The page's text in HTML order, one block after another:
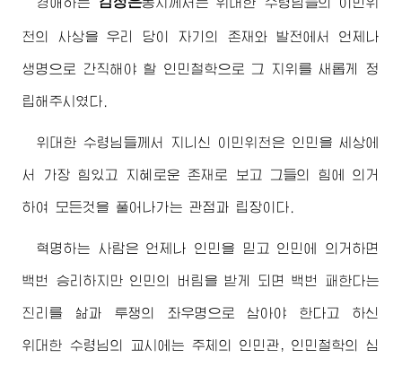
천의 사상을 우리 당이 자기의 존재와 발전에서 언제나
생명으로 간직해야 할 인민철학으로 그 지위를 새롭게 정
립해주시였다.
위대한 수령님들께서 지니신 이민위천은 인민을 세상에
서 가장 힘있고 지혜로운 존재로 보고 그들의 힘에 의거
하여 모든것을 풀어나가는 관점과 립장이다.
혁명하는 사람은 언제나 인민을 믿고 인민에 의거하면
백번 승리하지만 인민의 버림을 받게 되면 백번 패한다는
진리를 삶과 투쟁의 좌우명으로 삼아야 한다고 하신
위대한 수령님 의 교시에는 주체의 인민관, 인민철학의 심